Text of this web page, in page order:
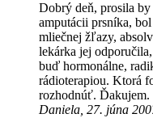
Dobrý deň, prosila by
amputácii prsníka,
mliečnej žľazy,
lekárka jej
buď hormonálne,
rádioterapiou. Ktorá
rozhodnúť. Ďakujem.
Daniela, 27. júna